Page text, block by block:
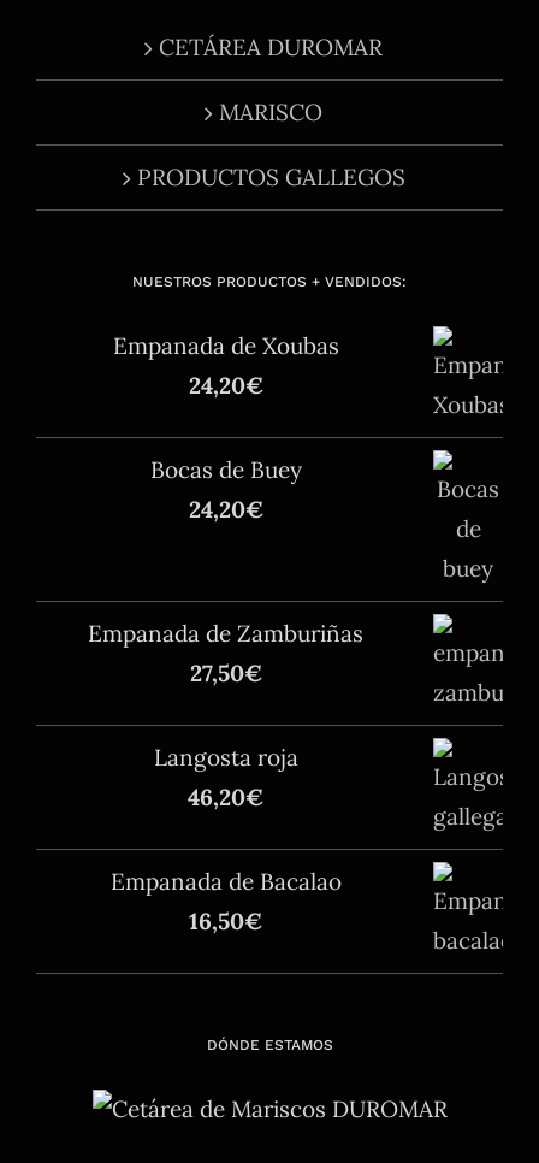
CETÁREA DUROMAR
MARISCO
PRODUCTOS GALLEGOS
NUESTROS PRODUCTOS + VENDIDOS:
Empanada de Xoubas
24,20€
Bocas de Buey
24,20€
Empanada de Zamburiñas
27,50€
Langosta roja
46,20€
Empanada de Bacalao
16,50€
DÓNDE ESTAMOS